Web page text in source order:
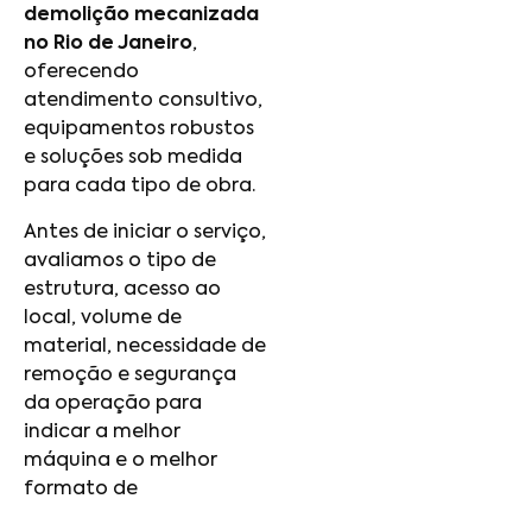
demolição mecanizada
no Rio de Janeiro,
oferecendo
atendimento consultivo,
equipamentos robustos
e soluções sob medida
para cada tipo de obra.
Antes de iniciar o serviço,
avaliamos o tipo de
estrutura, acesso ao
local, volume de
material, necessidade de
remoção e segurança
da operação para
indicar a melhor
máquina e o melhor
formato de